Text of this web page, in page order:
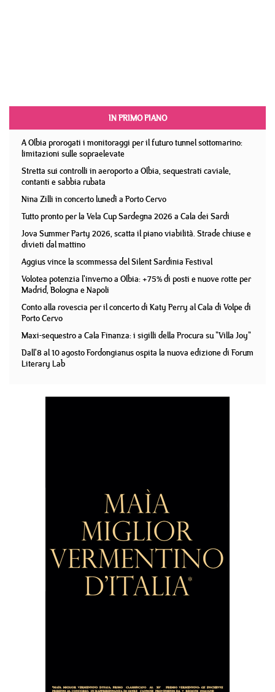
IN PRIMO PIANO
A Olbia prorogati i monitoraggi per il futuro tunnel sottomarino:
limitazioni sulle sopraelevate
Stretta sui controlli in aeroporto a Olbia, sequestrati caviale,
contanti e sabbia rubata
Nina Zilli in concerto lunedì a Porto Cervo
Tutto pronto per la Vela Cup Sardegna 2026 a Cala dei Sardi
Jova Summer Party 2026, scatta il piano viabilità. Strade chiuse e
divieti dal mattino
Aggius vince la scommessa del Silent Sardinia Festival
Volotea potenzia l'inverno a Olbia: +75% di posti e nuove rotte per
Madrid, Bologna e Napoli
Conto alla rovescia per il concerto di Katy Perry al Cala di Volpe di
Porto Cervo
Maxi-sequestro a Cala Finanza: i sigilli della Procura su "Villa Joy"
Dall'8 al 10 agosto Fordongianus ospita la nuova edizione di Forum
Literary Lab